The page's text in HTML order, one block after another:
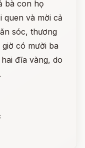
bà con họ
quen và mời cả
sóc, thương
có mười ba
đĩa vàng, do